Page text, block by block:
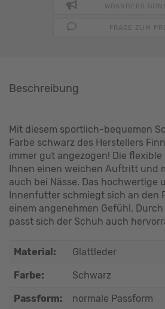
WOANDERS
FRAGE ZUM
Beschreibung
Mit diesem sportlich-bequemen
Farbe schwarz des Herstellers
immer gut angezogen! Die
Ihnen einen weichen Auftritt und
auch bei Nässe. Das hochwertige
Innenfutter schmiegt sich an den
einem angenehmen Gefühl.
passt sich der Schuh auch
Material: Glattleder
Farbe: Schwarz
Passform: normale Passform